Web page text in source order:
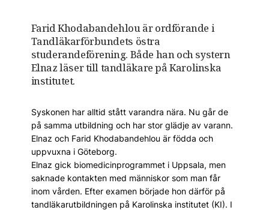
Farid Khodabandehlou är ordförande i
Tandläkarförbundets östra
studerandeförening. Både han och systern
Elnaz läser till tandläkare på Karolinska
institutet.
Syskonen har alltid stått varandra nära. Nu går de
på samma utbildning och har stor glädje av varann.
Elnaz och Farid Khodabandehlou är födda och
uppvuxna i Göteborg.
Elnaz gick biomedicinprogrammet i Uppsala, men
saknade kontakten med människor som man får
inom vården. Efter examen började hon därför på
tandläkarutbildningen på Karolinska institutet (KI). I